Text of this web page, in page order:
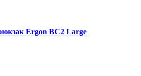
Ergon BC2 Large